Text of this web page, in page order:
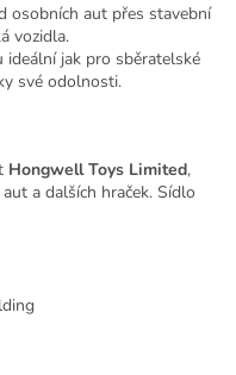
osobních aut přes stavební
vozidla.
ideální jak pro sběratelské
své odolnosti.
Hongwell Toys Limited,
a dalších hraček. Sídlo